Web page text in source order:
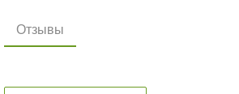
Отзывы